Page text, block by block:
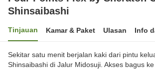
Shinsaibashi
Tinjauan Kamar & Paket Ulasan Info
Sekitar satu menit berjalan kaki dari pintu
Shinsaibashi di Jalur Midosuji. Akses bagus